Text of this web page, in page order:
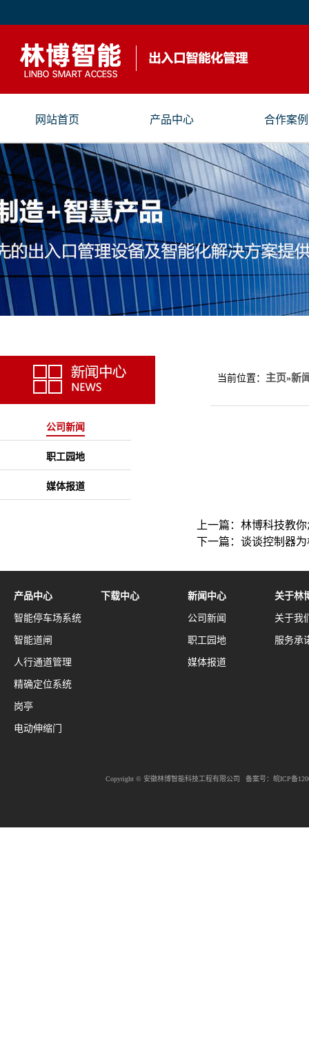
网站首页 产品中心 合作案例
公司新闻
职工园地
媒体报道
当前位置： 主页»新
上一篇： 林博科技教
下一篇： 谈谈控制器
产品中心
智能停车场系统
智能道闸
人行通道管理
精确定位系统
岗亭
电动伸缩门
下载中心 新闻中心
公司新闻
职工园地
媒体报道
关于林
关于我
服务承
Copyright © 安徽林博智能科技工程有限公司 备案号： 皖ICP备